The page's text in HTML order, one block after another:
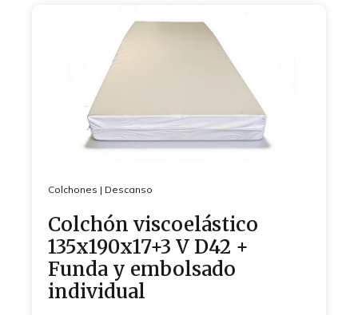
Colchones | Descanso
Colchón viscoelástico
135x190x17+3 V D42 +
Funda y embolsado
individual